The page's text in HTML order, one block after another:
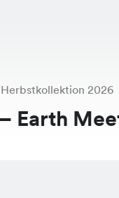
2026
Earth